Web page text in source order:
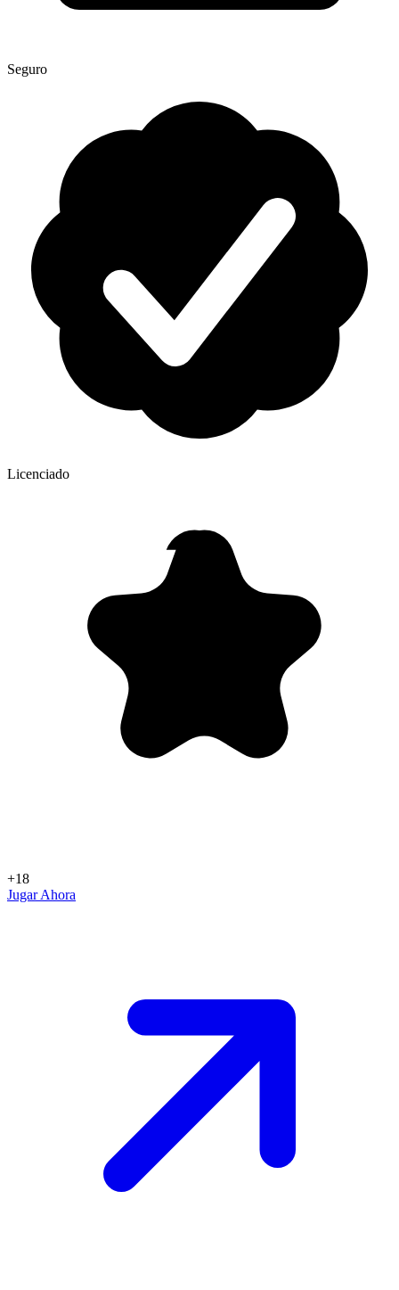
Seguro
Licenciado
+18
Jugar Ahora